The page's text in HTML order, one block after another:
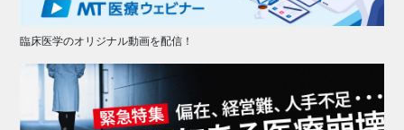
臨床医学のオリジナル動画を配信！